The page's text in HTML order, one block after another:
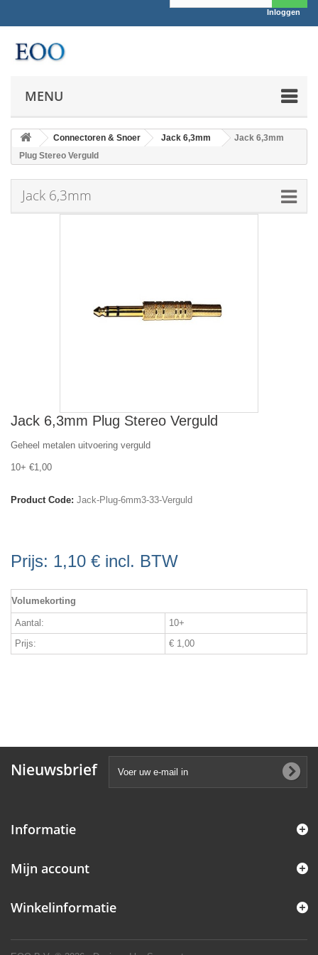
Inloggen
MENU
Connectoren & Snoer Jack 6,3mm
Jack 6,3mm
Plug Stereo Verguld
Jack 6,3mm
Jack 6,3mm Plug Stereo Verguld
Geheel metalen uitvoering verguld
10+ €1,00
Product Code: Jack-Plug-6mm3-33-Verguld
Prijs: 1,10 € incl. BTW
Volumekorting
Aantal:
10+
Prijs:
€ 1,00
Nieuwsbrief
Informatie
Mijn account
Winkelinformatie